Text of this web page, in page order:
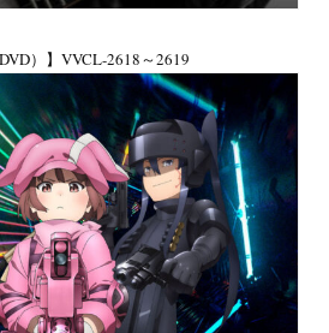
）】VVCL-2618～2619